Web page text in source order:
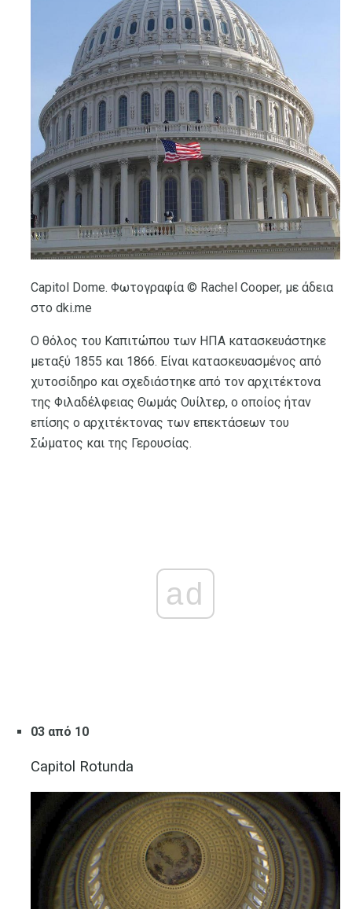
Capitol Dome. Φωτογραφία © Rachel Cooper, με άδεια
στο dki.me
Ο θόλος του Καπιτώπου των ΗΠΑ κατασκευάστηκε
μεταξύ 1855 και 1866. Είναι κατασκευασμένος από
χυτοσίδηρο και σχεδιάστηκε από τον αρχιτέκτονα
της Φιλαδέλφειας Θωμάς Ουίλτερ, ο οποίος ήταν
επίσης ο αρχιτέκτονας των επεκτάσεων του
Σώματος και της Γερουσίας.
ad
03 από 10
Capitol Rotunda